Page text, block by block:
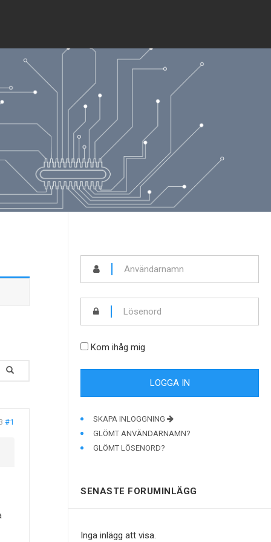
#1
Kom ihåg mig
SKAPA INLOGGNING
GLÖMT ANVÄNDARNAMN?
GLÖMT LÖSENORD?
SENASTE FORUMINLÄGG
Inga inlägg att visa.